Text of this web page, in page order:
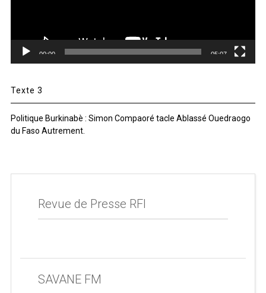
00:00 05:07
Texte 3
Politique Burkinabè : Simon Compaoré tacle Ablassé Ouedraogo
du Faso Autrement.
Revue de Presse RFI
SAVANE FM